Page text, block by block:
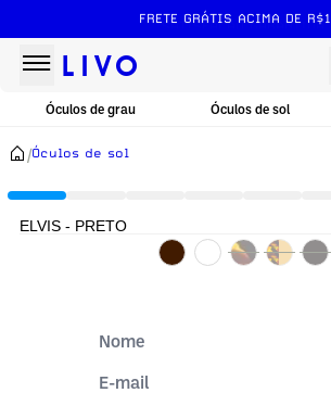
FRETE GRÁTIS ACIMA DE
Óculos de grau Óculos de sol
/Óculos de sol
ELVIS - PRETO